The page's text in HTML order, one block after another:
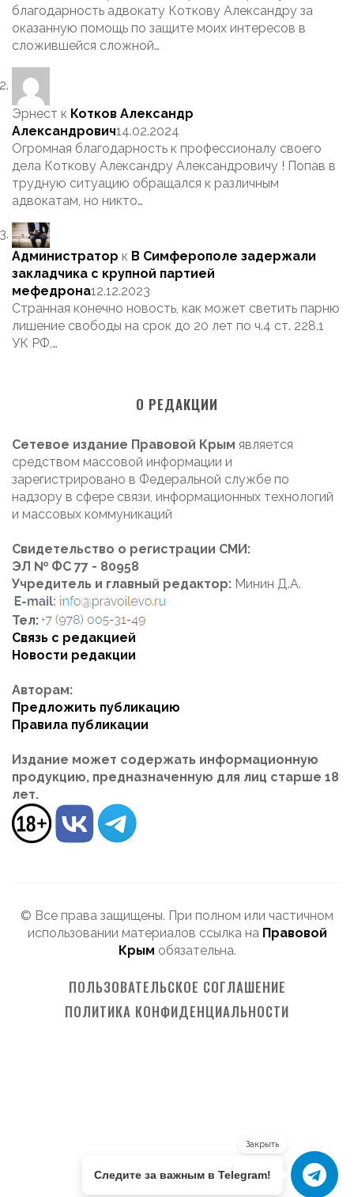
благодарность адвокату Коткову Александру за
оказанную помощь по защите моих интересов в
сложившейся сложной…
Эрнест к Котков Александр
Александрович14.02.2024
Огромная благодарность к профессионалу своего
дела Коткову Александру Александровичу ! Попав в
трудную ситуацию обращался к различным
адвокатам, но никто…
Администратор к В Симферополе задержали
закладчика с крупной партией
мефедрона12.12.2023
Странная конечно новость, как может светить парню
лишение свободы на срок до 20 лет по ч.4 ст. 228.1
УК РФ,…
О РЕДАКЦИИ
Сетевое издание Правовой Крым является
средством массовой информации и
зарегистрировано в Федеральной службе по
надзору в сфере связи, информационных технологий
и массовых коммуникаций
Свидетельство о регистрации СМИ:
ЭЛ № ФС 77 - 80958
Учредитель и главный редактор: Минин Д.А.
Тел:
Связь с редакцией
Новости редакции
Авторам:
Предложить публикацию
Правила публикации
Издание может содержать информационную
продукцию, предназначенную для лиц старше 18
лет.
© Все права защищены. При полном или частичном
использовании материалов ссылка на Правовой
Крым обязательна.
ПОЛЬЗОВАТЕЛЬСКОЕ СОГЛАШЕНИЕ
ПОЛИТИКА КОНФИДЕНЦИАЛЬНОСТИ
Закрыть
Следите за важным в Telegram!